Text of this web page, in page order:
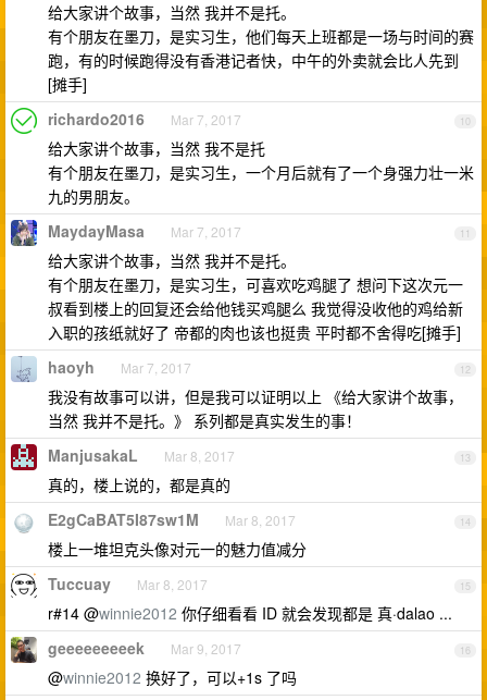
给大家讲个故事，当然 我并不是托。
有个朋友在墨刀，是实习生，他们每天上班都是一场与时间的赛
跑，有的时候跑得没有香港记者快，中午的外卖就会比人先到
[摊手]
10
richardo2016 Mar 7, 2017
给大家讲个故事，当然 我不是托
有个朋友在墨刀，是实习生，一个月后就有了一个身强力壮一米
九的男朋友。
11
MaydayMasa Mar 7, 2017
给大家讲个故事，当然 我并不是托。
有个朋友在墨刀，是实习生，可喜欢吃鸡腿了 想问下这次元一
叔看到楼上的回复还会给他钱买鸡腿么 我觉得没收他的鸡给新
入职的孩纸就好了 帝都的肉也该也挺贵 平时都不舍得吃[摊手]
12
haoyh Mar 7, 2017
我没有故事可以讲，但是我可以证明以上 《给大家讲个故事，
当然 我并不是托。》 系列都是真实发生的事！
13
ManjusakaL Mar 8, 2017
真的，楼上说的，都是真的
14
E2gCaBAT5I87sw1M Mar 8, 2017
楼上一堆坦克头像对元一的魅力值减分
15
Tuccuay Mar 8, 2017
r#14 @winnie2012 你仔细看看 ID 就会发现都是 真·dalao ...
16
geeeeeeeeek Mar 9, 2017
@winnie2012 换好了，可以+1s 了吗